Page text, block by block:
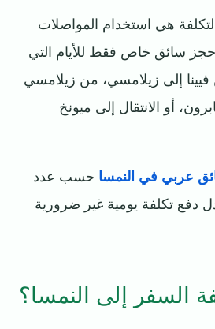
هي استخدام المواصلات
حجز سائق خاص فقط للأيام التي
إلى زيلامسي، من زيلامسي
أو الانتقال إلى ميونخ
عربي في النمسا حسب عدد
دفع تكلفة يومية غير ضرورية
السفر إلى النمسا؟